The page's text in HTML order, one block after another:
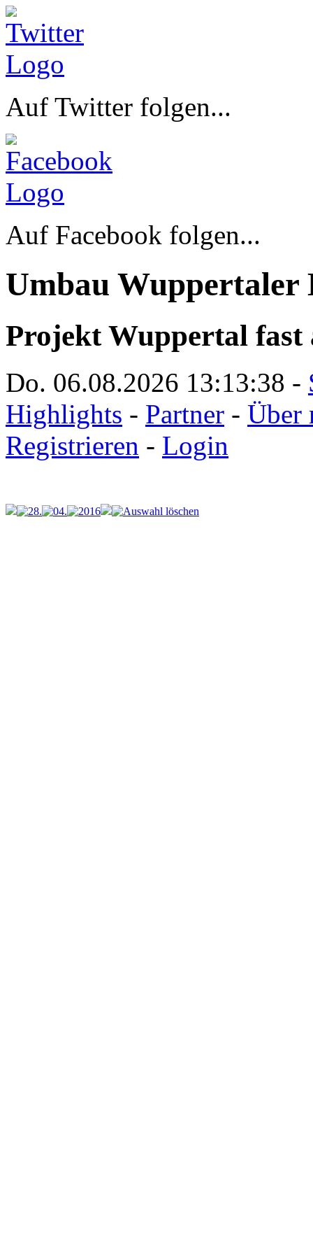
Auf Twitter folgen...
Auf Facebook folgen...
Umbau Wuppertaler
Projekt Wuppertal fast
Do. 06.08.2026 13:13:38 -
Highlights - Partner - Über
Registrieren - Login